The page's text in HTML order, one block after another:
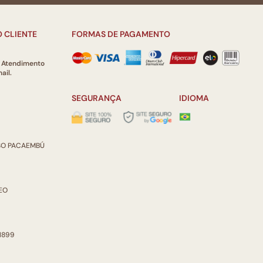
CLIENTE
Atendimento
PACAEMBÚ
FORMAS DE PAGAMENTO
SEGURANÇA IDIOMA